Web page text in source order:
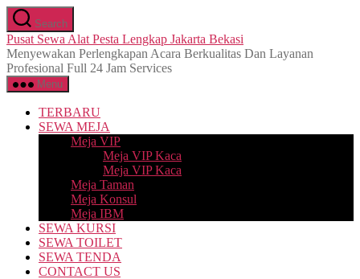
Skip
to
the
content
Search
Pusat Sewa Alat Pesta Lengkap Jakarta Bekasi
Menyewakan Perlengkapan Acara Berkualitas Dan Layanan
Profesional Full 24 Jam Services
Menu
TERBARU
SEWA MEJA
Meja VIP
Meja VIP Kaca
Meja VIP Kaca
Meja Taman
Meja Konsul
Meja IBM
SEWA KURSI
SEWA TOILET
SEWA TENDA
CONTACT US